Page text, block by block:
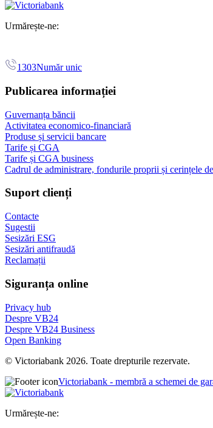
Urmărește-ne:
1303Număr unic
Publicarea informației
Guvernanța băncii
Activitatea economico-financiară
Produse și servicii bancare
Tarife și CGA
Tarife și CGA business
Cadrul de administrare, fondurile proprii și cerințele
Suport clienți
Contacte
Sugestii
Sesizări ESG
Sesizări antifraudă
Reclamații
Siguranța online
Privacy hub
Despre VB24
Despre VB24 Business
Open Banking
© Victoriabank 2026. Toate drepturile rezervate.
Victoriabank - membră a schemei de
Urmărește-ne: